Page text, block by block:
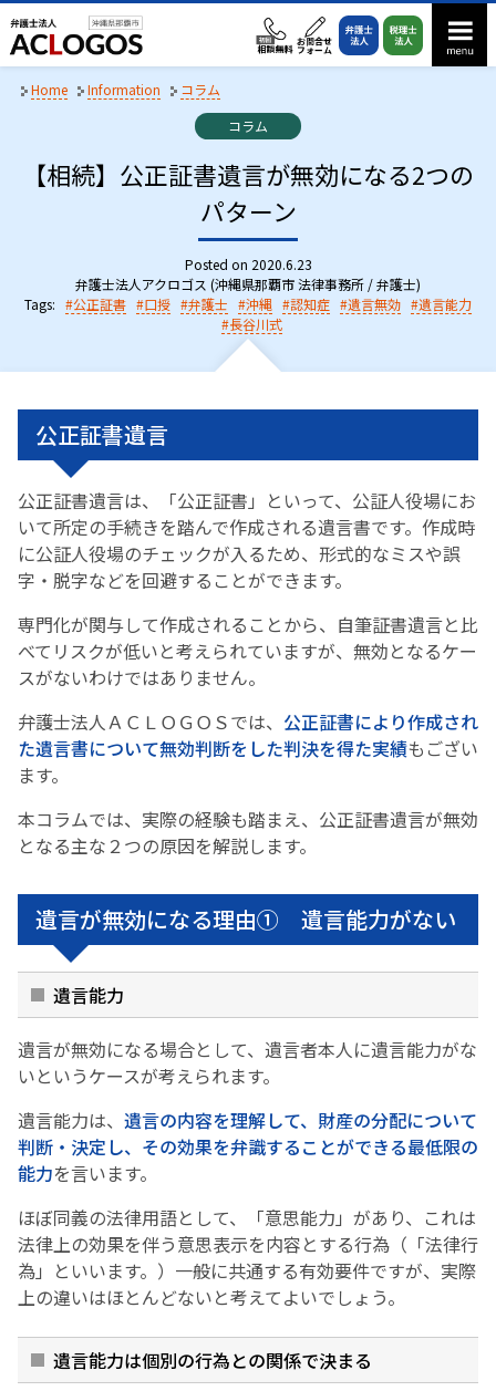
i
Home Information
コラム
C
a
t
e
o
r
i
e
s
コラム
【相続】公正証書遺言が無効になる2つの
パターン
Posted on 2020.6.23
弁護士法人アクロゴス (沖縄県那覇市 法律事務所 / 弁護士)
Tags:
公正証書 口授 弁護士 沖縄 認知症 遺言無効
遺言能力
長谷川式
公正証書遺言
公正証書遺言は、「公正証書」といって、公証人役場にお
いて所定の手続きを踏んで作成される遺言書です。作成時
に公証人役場のチェックが入るため、形式的なミスや誤
字・脱字などを回避することができます。
専門化が関与して作成されることから、自筆証書遺言と比
べてリスクが低いと考えられていますが、無効となるケー
スがないわけではありません。
弁護士法人ＡＣＬＯＧＯＳでは、 公正証書により作成され
た遺言書について無効判断をした判決を得た実績もござい
ます。
本コラムでは、実際の経験も踏まえ、公正証書遺言が無効
となる主な２つの原因を解説します。
遺言が無効になる理由① 遺言能力がない
遺言能力
遺言が無効になる場合として、遺言者本人に遺言能力がな
いというケースが考えられます。
遺言能力は、 遺言の内容を理解して、財産の分配について
判断・決定し、その効果を弁識することができる最低限の
能力を言います。
ほぼ同義の法律用語として、「意思能力」があり、これは
法律上の効果を伴う意思表示を内容とする行為（「法律行
為」といいます。）一般に共通する有効要件ですが、実際
上の違いはほとんどないと考えてよいでしょう。
遺言能力は個別の行為との関係で決まる